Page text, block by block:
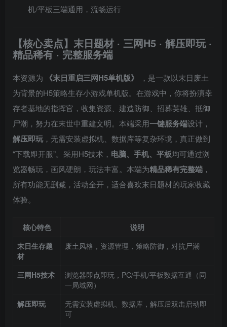
机/平板三端通用，流畅运行
【核心卖点】末日题材 · 三网H5 · 解压即玩 ·
精品稀有 · 完整服务端
本资源为 《末日重启三网H5单机版》
，是一款以末日废土
为背景的H5策略生存小游戏单机版。在游戏中，你将扮演幸
存者基地的指挥官，收集资源、建造防御、招募英雄、抵御
尸潮，努力在末世中重建文明。本端采用一键服务端设计，
解压即玩 ，无需安装虚拟机、数据库等复杂环境，真正做到
“下载即开服”。采用H5技术， 电脑、手机、平板均可通过浏
览器畅玩，画风硬朗，玩法丰富。本端为精品稀有完整端 ，
所有功能无删减，活动全开，适合喜欢末日题材的玩家收藏
体验。
核心特色
说明
末日生存题
材
废土风格，资源管理，策略防御，对抗尸潮
三网H5技术
浏览器即点即玩，PC/手机/平板数据互通（同
一局域网）
解压即玩
无需安装虚拟机、数据库，解压后双击启动即
可